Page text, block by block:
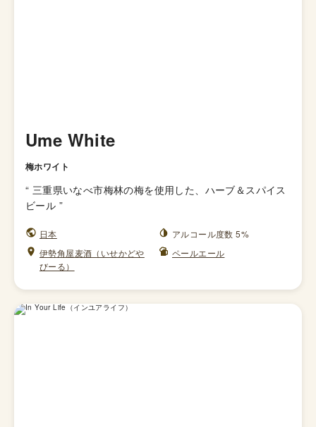
Ume White
梅ホワイト
“ 三重県いなべ市梅林の梅を使用した、ハーブ＆スパイス
ビール ”
日本
アルコール度数 5%
伊勢角屋麦酒（いせかどや
びーる）
ペールエール